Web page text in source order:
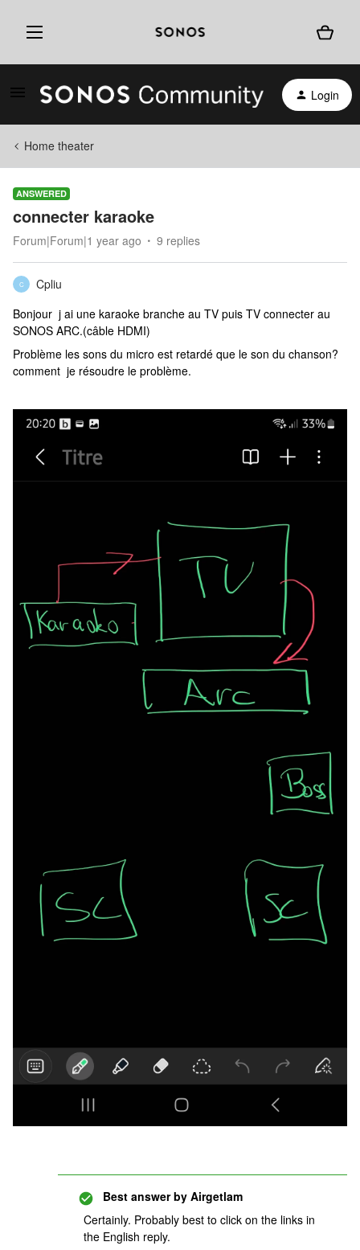
Login
Home theater
ANSWERED
connecter karaoke
Forum|Forum|1 year ago 9 replies
C
Cpliu
Bonjour j ai une karaoke branche au TV puis TV connecter au
SONOS ARC.(câble HDMI)
Problème les sons du micro est retardé que le son du chanson?
comment je résoudre le problème.
Best answer by Airgetlam
Certainly. Probably best to click on the links in
the English reply.